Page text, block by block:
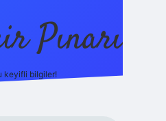
Pınarı
keyifli bilgiler!